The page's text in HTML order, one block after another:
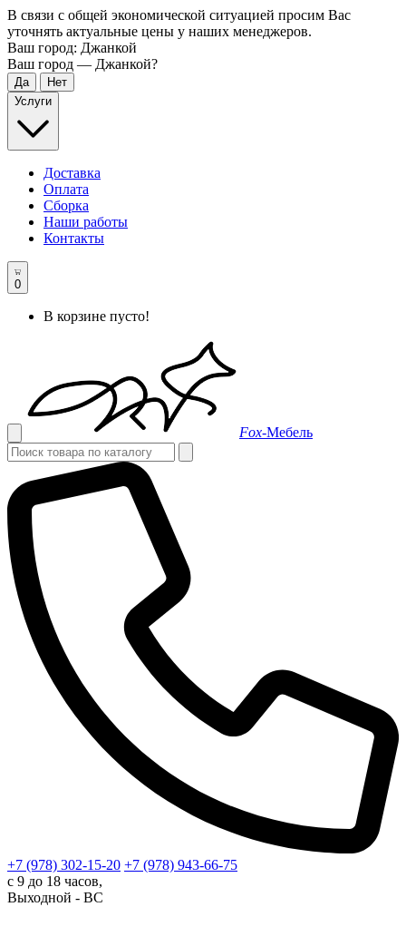
В связи с общей экономической ситуацией просим Вас
уточнять актуальные цены у наших менеджеров.
Ваш город: Джанкой
Ваш город — Джанкой?
Услуги
Доставка
Оплата
Сборка
Наши работы
Контакты
0
В корзине пусто!
Fox-Мебель
+7 (978) 302-15-20 +7 (978) 943-66-75
с 9 до 18 часов,
Выходной - ВС